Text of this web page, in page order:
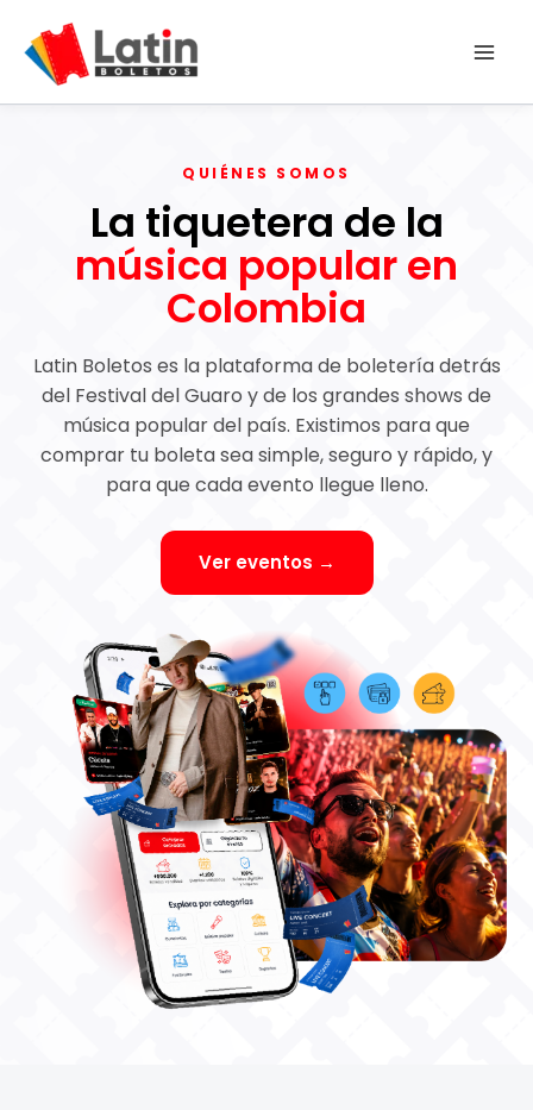
contenido
QUIÉNES SOMOS
La tiquetera de la
música popular en
Colombia
Latin Boletos es la plataforma de boletería detrás
del Festival del Guaro y de los grandes shows de
música popular del país. Existimos para que
comprar tu boleta sea simple, seguro y rápido, y
para que cada evento llegue lleno.
Ver eventos →